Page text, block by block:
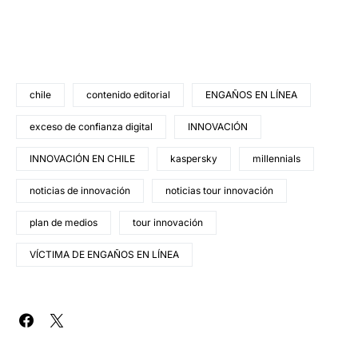
chile contenido editorial ENGAÑOS EN LÍNEA
exceso de confianza digital INNOVACIÓN
INNOVACIÓN EN CHILE kaspersky millennials
noticias de innovación noticias tour innovación
plan de medios tour innovación
VÍCTIMA DE ENGAÑOS EN LÍNEA